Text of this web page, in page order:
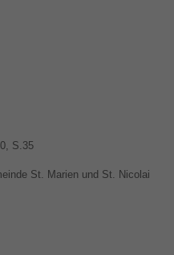
S.35
St. Marien und St. Nicolai